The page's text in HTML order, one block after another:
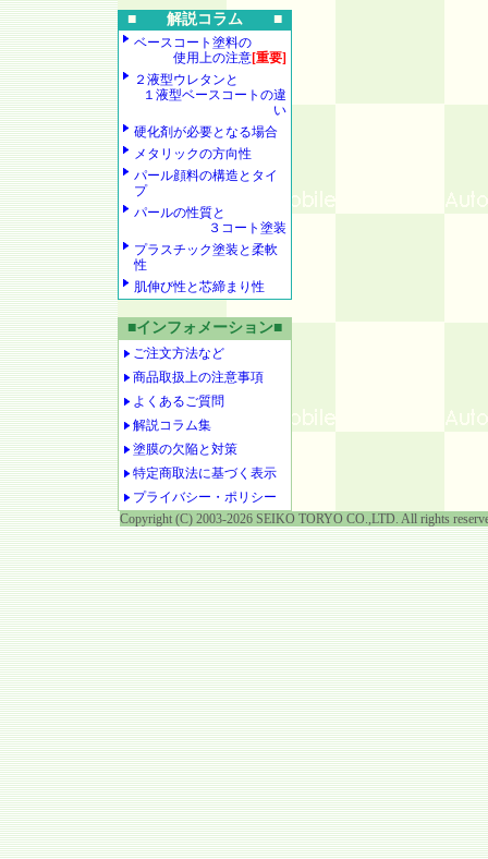
■ 解説コラム ■
ベースコート塗料の
使用上の注意[重要]
２液型ウレタンと
１液型ベースコートの違
い
硬化剤が必要となる場合
メタリックの方向性
パール顔料の構造とタイ
プ
パールの性質と
３コート塗装
プラスチック塗装と柔軟
性
肌伸び性と芯締まり性
■インフォメーション■
ご注文方法など
商品取扱上の注意事項
よくあるご質問
解説コラム集
塗膜の欠陥と対策
特定商取法に基づく表示
プライバシー・ポリシー
Copyright (C) 2003-2026 SEIKO TORYO CO.,LTD. All rights